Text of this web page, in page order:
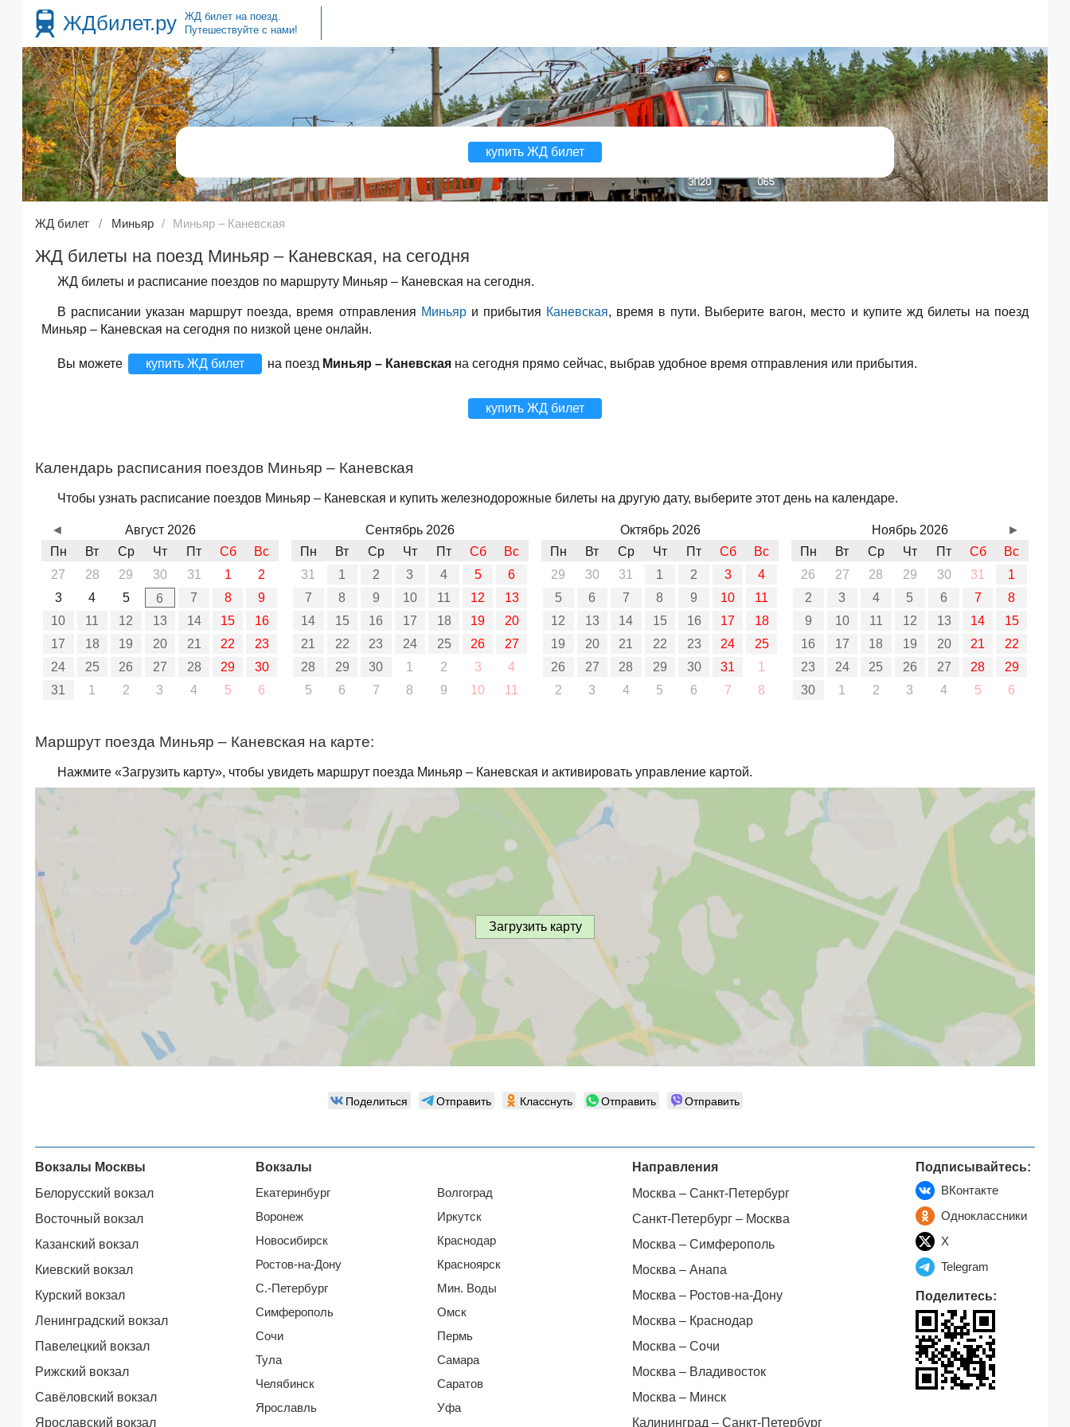
ЖДбилет.ру
ЖД билет на поезд.
Путешествуйте с нами!
купить ЖД билет
ЖД билет Миньяр Миньяр – Каневская
ЖД билеты на поезд Миньяр – Каневская, на сегодня
ЖД билеты и расписание поездов по маршруту Миньяр – Каневская на сегодня.
В расписании указан маршрут поезда, время отправления Миньяри прибытия Каневская, время в пути. Выберите вагон, место и купите жд билеты на поезд
Миньяр – Каневская на сегодня по низкой цене онлайн.
Вы можете купить ЖД билет на поезд Миньяр – Каневская на сегодня прямо сейчас, выбрав удобное время отправления или прибытия.
купить ЖД билет
Календарь расписания поездов Миньяр – Каневская
Чтобы узнать расписание поездов Миньяр – Каневская и купить железнодорожные билеты на другую дату, выберите этот день на календаре.
Август 2026
Пн
Вт Ср Чт Пт Сб
Вс
27
28 29 30 31 1
2
3
4 5 6 7 8
9
10
11 12 13 14 15
16
17
18 19 20 21 22
23
24
25 26 27 28 29
30
31
1 2 3 4 5 6
Сентябрь 2026
Пн
Вт Ср Чт Пт Сб
Вс
31
1 2 3 4 5
6
7
8 9 10 11 12
13
14
15 16 17 18 19
20
21
22 23 24 25 26
27
28
29 30 1 2 3
4
5
6 7 8 9 10 11
Октябрь 2026
Пн
Вт Ср Чт Пт Сб
Вс
29
30 31 1 2 3
4
5
6 7 8 9 10
11
12
13 14 15 16 17
18
19
20 21 22 23 24
25
26
27 28 29 30 31
1
2
3 4 5 6 7 8
Ноябрь 2026
Пн
Вт Ср Чт Пт Сб
Вс
26
27 28 29 30 31
1
2
3 4 5 6 7
8
9
10 11 12 13 14
15
16
17 18 19 20 21
22
23
24 25 26 27 28
29
30
1 2 3 4 5 6
◄ ►
Маршрут поезда Миньяр – Каневская на карте:
Нажмите «Загрузить карту», чтобы увидеть маршрут поезда Миньяр – Каневская и активировать управление картой.
Загрузить карту
Поделиться Отправить Класснуть Отправить Отправить
Вокзалы Москвы
Белорусский вокзал
Восточный вокзал
Казанский вокзал
Киевский вокзал
Курский вокзал
Ленинградский вокзал
Павелецкий вокзал
Рижский вокзал
Савёловский вокзал
Ярославский вокзал
Вокзалы
Екатеринбург
Воронеж
Новосибирск
Ростов-на-Дону
С.-Петербург
Симферополь
Сочи
Тула
Челябинск
Ярославль
Волгоград
Иркутск
Краснодар
Красноярск
Мин. Воды
Омск
Пермь
Самара
Саратов
Уфа
Направления
Москва – Санкт-Петербург
Санкт-Петербург – Москва
Москва – Симферополь
Москва – Анапа
Москва – Ростов-на-Дону
Москва – Краснодар
Москва – Сочи
Москва – Владивосток
Москва – Минск
Калининград – Санкт-Петербург
Подписывайтесь:
ВКонтакте
Одноклассники
X
Telegram
Поделитесь: